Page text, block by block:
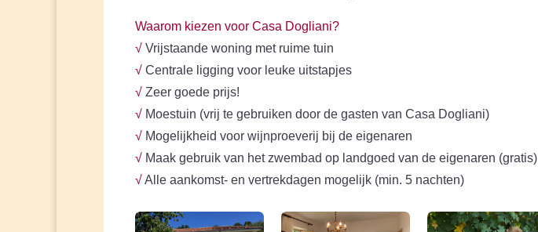
Waarom kiezen voor Casa Dogliani?
√ Vrijstaande woning met ruime tuin
√ Centrale ligging voor leuke uitstapjes
√ Zeer goede prijs!
√ Moestuin (vrij te gebruiken door de gasten van Casa Dogliani)
√ Mogelijkheid voor wijnproeverij bij de eigenaren
√ Maak gebruik van het zwembad op landgoed van de eigenaren (gratis)
√ Alle aankomst- en vertrekdagen mogelijk (min. 5 nachten)